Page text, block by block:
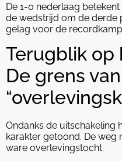
De 1-0 nederlaag
de wedstrijd om de derde
gelag voor de
Terugblik op
De grens
Ondanks de uitschakeling
karakter getoond. De weg
ware overlevingstocht.